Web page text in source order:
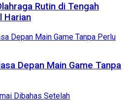
Rutin di Tengah
Harian
Depan Main Game Tanpa